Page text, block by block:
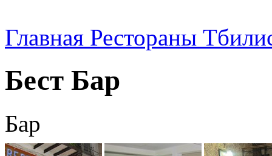
Главная Рестораны
Бест Бар
Бар